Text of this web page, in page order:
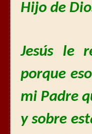
Hijo de
Jesús le
porque
mi Padre
y sobre